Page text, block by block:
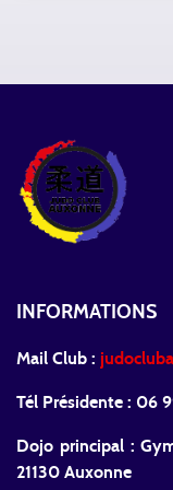
INFORMATIONS
Mail Club :
Tél Présidente : 06
Dojo principal :
21130 Auxonne